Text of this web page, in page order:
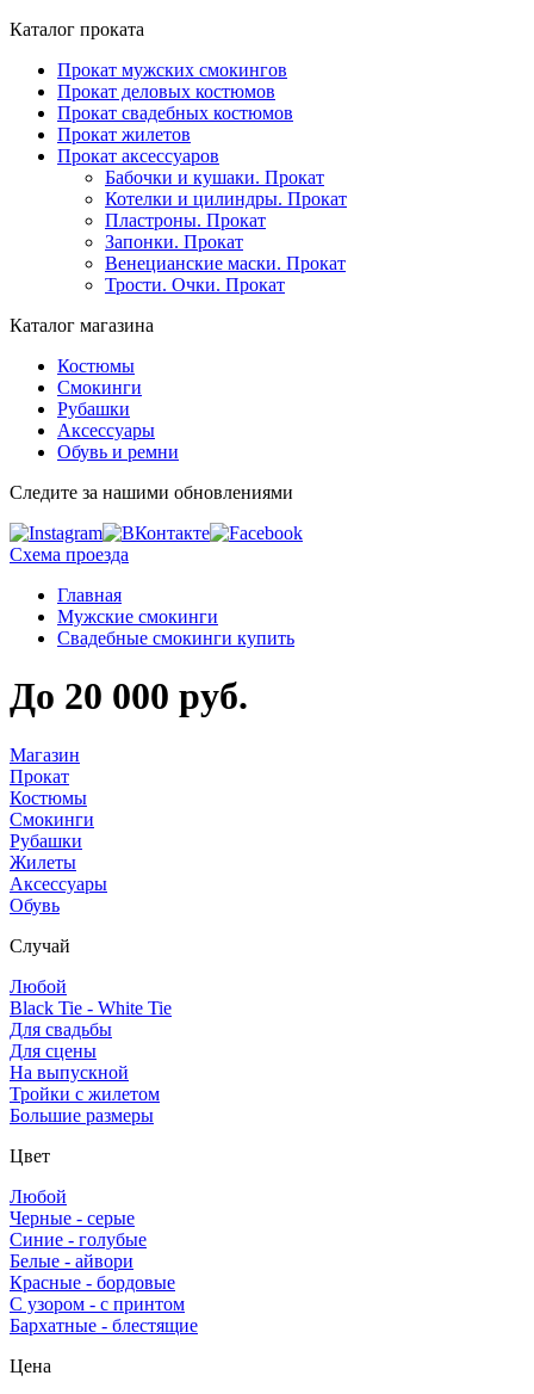
Каталог проката
Прокат мужских смокингов
Прокат деловых костюмов
Прокат свадебных костюмов
Прокат жилетов
Прокат аксессуаров
Бабочки и кушаки. Прокат
Котелки и цилиндры. Прокат
Пластроны. Прокат
Запонки. Прокат
Венецианские маски. Прокат
Трости. Очки. Прокат
Каталог магазина
Костюмы
Смокинги
Рубашки
Аксессуары
Обувь и ремни
Следите за нашими обновлениями
Схема проезда
Главная
Мужские смокинги
Свадебные смокинги купить
До 20 000 руб.
Магазин
Прокат
Костюмы
Смокинги
Рубашки
Жилеты
Аксессуары
Обувь
Случай
Любой
Black Tie - White Tie
Для свадьбы
Для сцены
На выпускной
Тройки с жилетом
Большие размеры
Цвет
Любой
Черные - серые
Синие - голубые
Белые - айвори
Красные - бордовые
С узором - с принтом
Бархатные - блестящие
Цена